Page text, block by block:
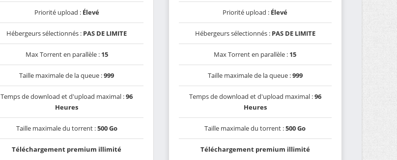
Priorité upload : Élevé
Hébergeurs sélectionnés : PAS DE LIMITE
Max Torrent en parallèle : 15
Taille maximale de la queue :999
Temps de download et d'upload maximal :96
Heures
Taille maximale du torrent :500 Go
Téléchargement premium illimité
Priorité upload : Élevé
Hébergeurs sélectionnés : PAS DE LIMITE
Max Torrent en parallèle : 15
Taille maximale de la queue :999
Temps de download et d'upload maximal :96
Heures
Taille maximale du torrent :500 Go
Téléchargement premium illimité